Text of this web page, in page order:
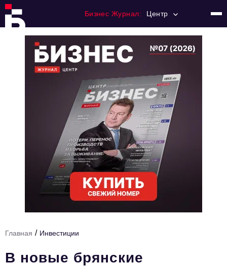
Бизнес Журнал: Центр
Регулирование
Премия "Тульский Бизнес"
История тульского предпринимательства
Тема номера
Главная / Инвестиции
В новые брянские